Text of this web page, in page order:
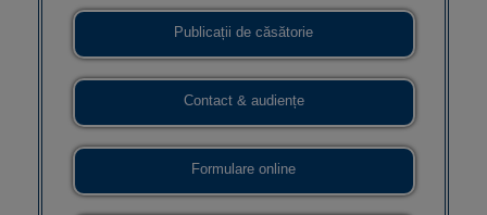
Publicații de căsătorie
Contact & audiențe
Formulare online